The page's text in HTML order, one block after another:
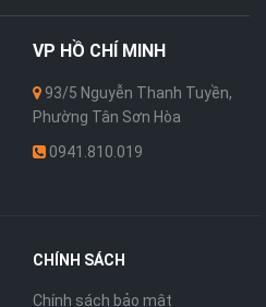
VP HỒ CHÍ MINH
93/5 Nguyễn Thanh Tuyền,
Phường Tân Sơn Hòa
0941.810.019
CHÍNH SÁCH
Chính sách bảo mật